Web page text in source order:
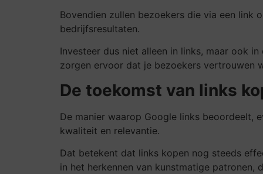
Bovendien zullen bezoekers die via een link
bedrijfsresultaten.
Investeer dus niet alleen in links, maar ook
zorgen ervoor dat je bezoekers vertrouwen
De toekomst van links
De manier waarop Google links
kwaliteit en relevantie.
Dat betekent dat links kopen nog steeds
in het herkennen van kunstmatige